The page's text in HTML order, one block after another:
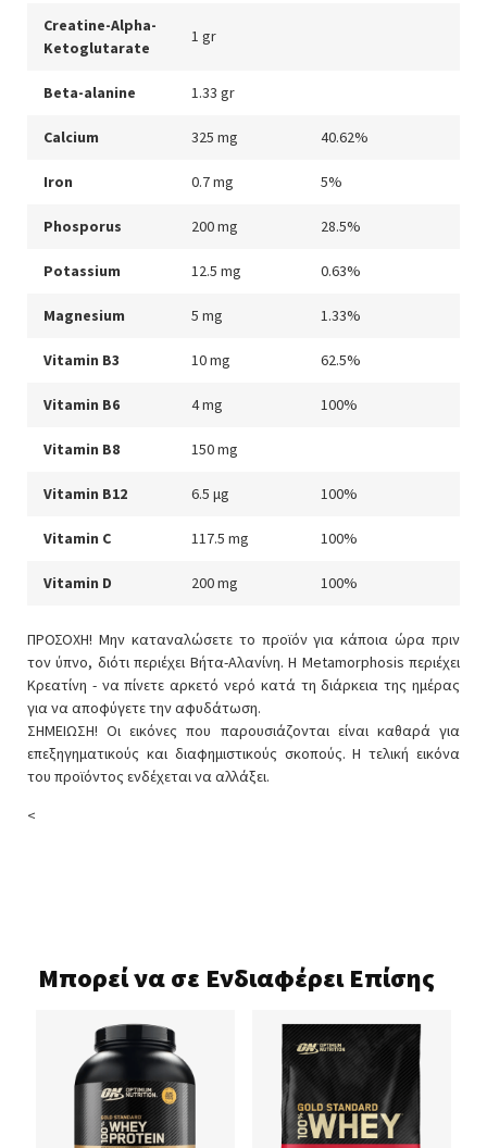
Creatine-Alpha-
Ketoglutarate
1 gr
Beta-alanine 1.33 gr
Calcium 325 mg 40.62%
Iron 0.7 mg 5%
Phosporus 200 mg 28.5%
Potassium 12.5 mg 0.63%
Magnesium 5 mg 1.33%
Vitamin B3 10 mg 62.5%
Vitamin B6 4 mg 100%
Vitamin B8 150 mg
Vitamin B12 6.5 μg 100%
Vitamin C 117.5 mg 100%
Vitamin D 200 mg 100%
ΠΡΟΣΟΧΗ! Μην καταναλώσετε το προϊόν για κάποια ώρα πριν
τον ύπνο, διότι περιέχει Βήτα-Αλανίνη. Η Metamorphosis περιέχει
Κρεατίνη - να πίνετε αρκετό νερό κατά τη διάρκεια της ημέρας
για να αποφύγετε την αφυδάτωση.
ΣΗΜΕΙΩΣΗ! Οι εικόνες που παρουσιάζονται είναι καθαρά για
επεξηγηματικούς και διαφημιστικούς σκοπούς. Η τελική εικόνα
του προϊόντος ενδέχεται να αλλάξει.
<
Μπορεί να σε Ενδιαφέρει Επίσης